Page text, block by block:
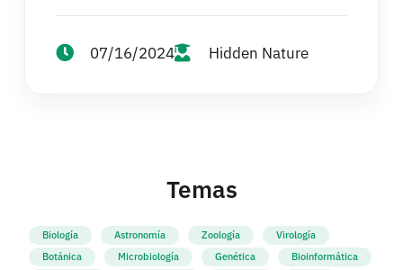
07/16/2024 Hidden Nature
Temas
Biología Astronomía Zoología
Virología
Botánica
Microbiología Genética
Bioinformática